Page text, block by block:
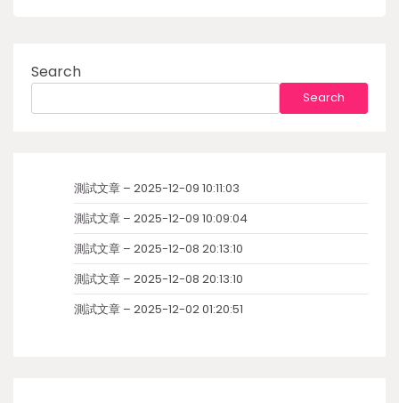
Search
Search
測試文章 – 2025-12-09 10:11:03
測試文章 – 2025-12-09 10:09:04
測試文章 – 2025-12-08 20:13:10
測試文章 – 2025-12-08 20:13:10
測試文章 – 2025-12-02 01:20:51